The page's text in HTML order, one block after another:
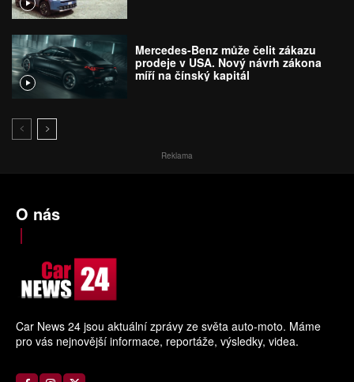
Mercedes-Benz může čelit zákazu
prodeje v USA. Nový návrh zákona
míří na čínský kapitál
Reklama
O nás
Car News 24 jsou aktuální zprávy ze světa auto-moto. Máme
pro vás nejnovější informace, reportáže, výsledky, videa.